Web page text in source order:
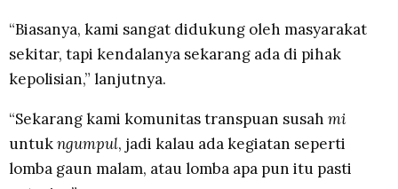
“Biasanya, kami sangat didukung oleh masyarakat
sekitar, tapi kendalanya sekarang ada di pihak
kepolisian,” lanjutnya.
“Sekarang kami komunitas transpuan susah mi
untukngumpul, jadi kalau ada kegiatan seperti
lomba gaun malam, atau lomba apa pun itu pasti